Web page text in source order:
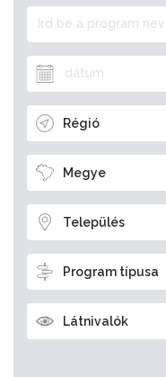
Régió
Megye
Település
Program típusa
Látnivalók